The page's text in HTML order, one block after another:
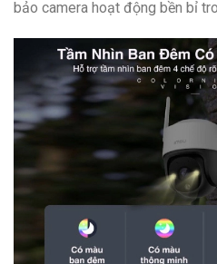
bảo camera hoạt động bền bỉ